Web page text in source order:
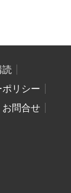
読
リシー
お問合せ